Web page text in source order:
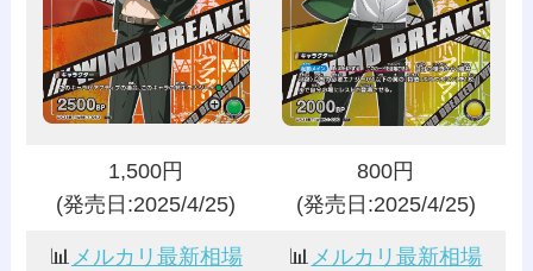
1,500円
(発売日:2025/4/25)
800円
(発売日:2025/4/25)
📊 メルカリ最新相場
📊 メルカリ最新相場